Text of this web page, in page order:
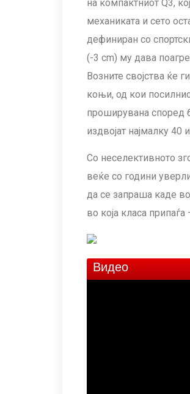
на компактниот Q3,
механиката и сето
дефиниран со
(-3 cm) му дава
Возните својства ќе
коњи, од кои
проширувана според
издвојат најмалку 40
Со неселективното
веќе со години
да се запраша каде
во која класа
Видео